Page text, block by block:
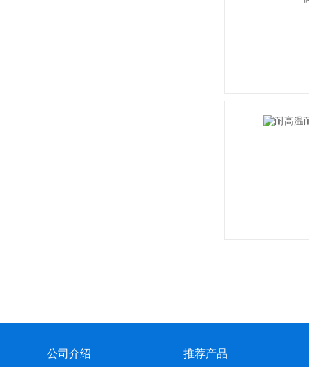
公司介绍 推荐产品